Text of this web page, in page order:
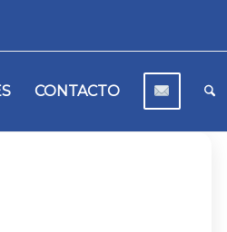
CONTACTO